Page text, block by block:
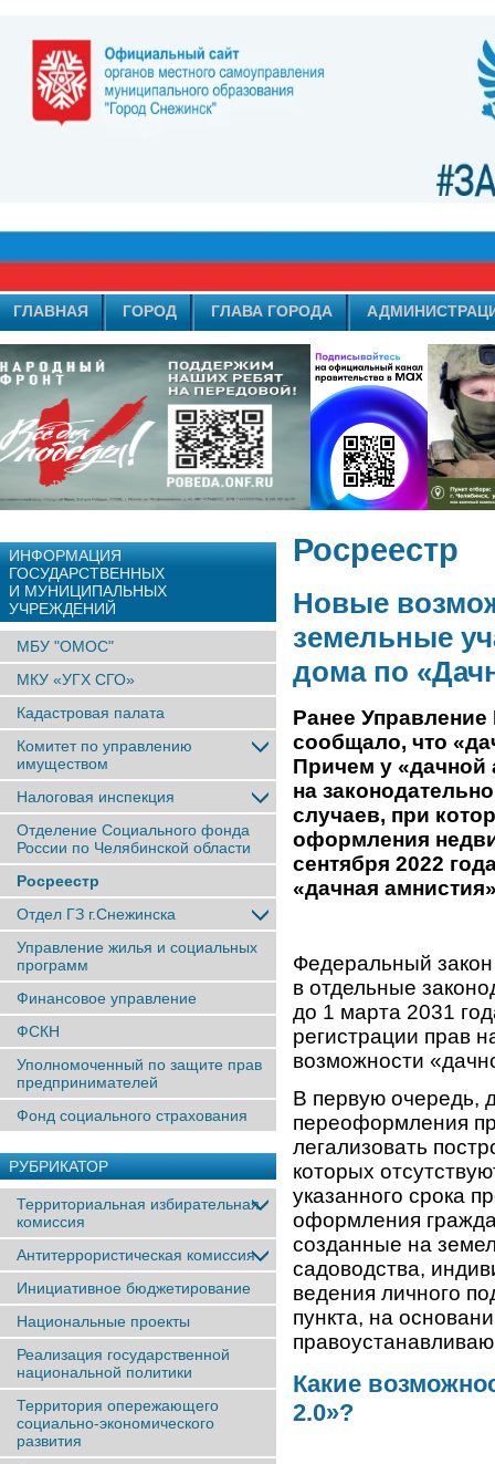
ГЛАВНАЯ ГОРОД ГЛАВА ГОРОДА
ИНФОРМАЦИЯ
ГОСУДАРСТВЕННЫХ
И МУНИЦИПАЛЬНЫХ
УЧРЕЖДЕНИЙ
МБУ "ОМОС"
МКУ «УГХ СГО»
Кадастровая палата
Комитет по управлению
имуществом
Налоговая инспекция
Отделение Социального фонда
России по Челябинской области
Росреестр
Отдел ГЗ г.Снежинска
Управление жилья и социальных
программ
Финансовое управление
ФСКН
Уполномоченный по защите прав
предпринимателей
Фонд социального страхования
РУБРИКАТОР
Территориальная избирательная
комиссия
Антитеррористическая комиссия
Инициативное бюджетирование
Национальные проекты
Реализация государственной
национальной политики
Территория опережающего
социально-экономического
развития
Росреестр
Новые
земельные
дома по
Ранее
сообщало, что
Причем у «дачной
на
случаев, при
оформления
сентября 2022
«дачная
Федеральный
в отдельные
до 1 марта 2031
регистрации прав
возможности
В первую очередь,
переоформления
легализовать
которых
указанного срока
оформления
созданные на
садоводства,
ведения личного
пункта, на
Какие
2.0»?